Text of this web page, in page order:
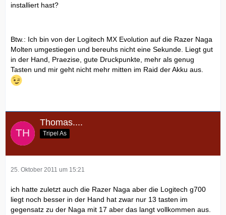
installiert hast?
Btw.: Ich bin von der Logitech MX Evolution auf die Razer Naga
Molten umgestiegen und bereuhs nicht eine Sekunde. Liegt gut
in der Hand, Praezise, gute Druckpunkte, mehr als genug
Tasten und mir geht nicht mehr mitten im Raid der Akku aus.
Thomas....
Tripel As
25. Oktober 2011 um 15:21
ich hatte zuletzt auch die Razer Naga aber die Logitech g700
liegt noch besser in der Hand hat zwar nur 13 tasten im
gegensatz zu der Naga mit 17 aber das langt vollkommen aus.